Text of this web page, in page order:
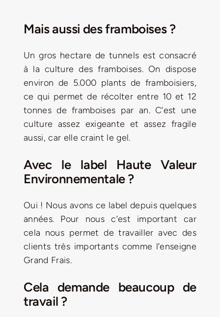
Mais aussi des framboises ?
Un gros hectare de tunnels est consacré
à la culture des framboises. On dispose
environ de 5.000 plants de framboisiers,
ce qui permet de récolter entre 10 et 12
tonnes de framboises par an. C’est une
culture assez exigeante et assez fragile
aussi, car elle craint le gel.
Avec le label Haute Valeur
Environnementale ?
Oui ! Nous avons ce label depuis quelques
années. Pour nous c’est important car
cela nous permet de travailler avec des
clients très importants comme l’enseigne
Grand Frais.
Cela demande beaucoup de
travail ?